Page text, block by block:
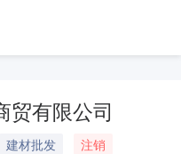
贸有限公司
建材批发
注销